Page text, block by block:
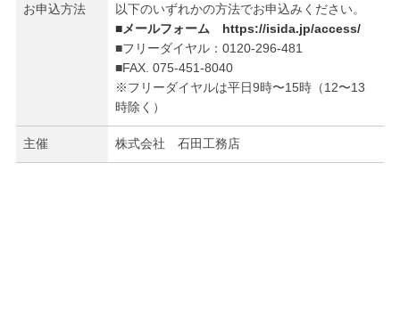
お申込方法
以下のいずれかの方法でお申込みください。
■メールフォーム https://isida.jp/access/
■フリーダイヤル：0120-296-481
■FAX. 075-451-8040
※フリーダイヤルは平日9時〜15時（12〜13
時除く）
主催 株式会社 石田工務店